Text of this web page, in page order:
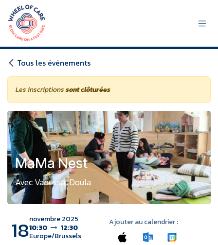
Se rendre au contenu
Tous les événements
Les inscriptionssont clôturées
MaMa Nest
Avec Vanessa, Doula
18novembre 2025
10:30
12:30
Europe/Brussels
Ajouter au calendrier :